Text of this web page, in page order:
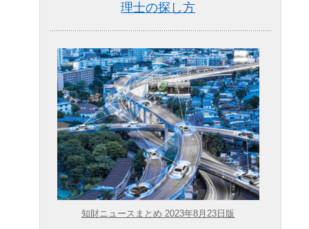
理士の探し方
知財ニュースまとめ 2023年8月23日版